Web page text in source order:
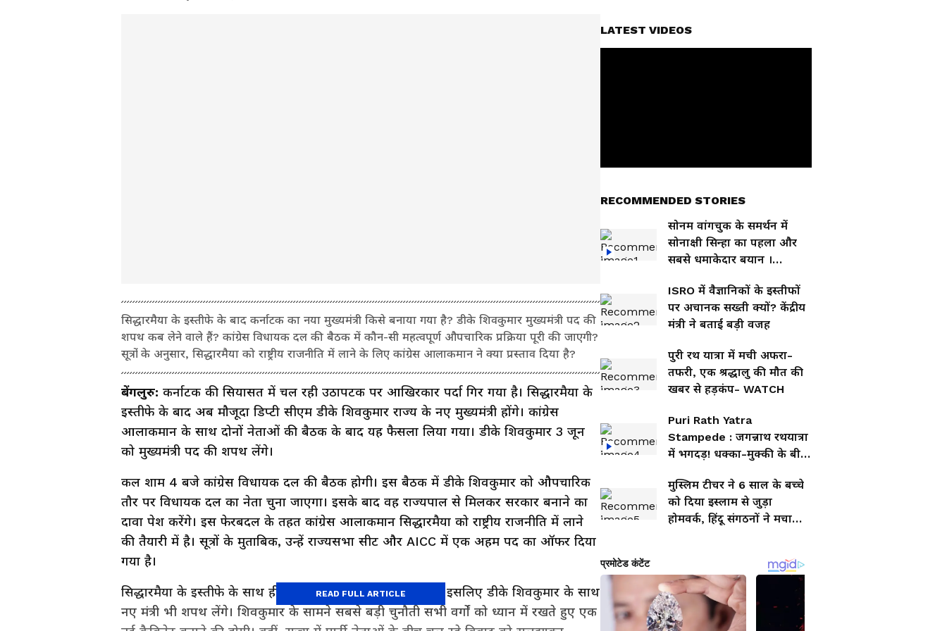
सिद्धारमैया के इस्तीफे के बाद कर्नाटक का नया मुख्यमंत्री किसे बनाया गया है? डीके शिवकुमार मुख्यमंत्री पद की
शपथ कब लेने वाले हैं? कांग्रेस विधायक दल की बैठक में कौन-सी महत्वपूर्ण औपचारिक प्रक्रिया पूरी की जाएगी?
सूत्रों के अनुसार, सिद्धारमैया को राष्ट्रीय राजनीति में लाने के लिए कांग्रेस आलाकमान ने क्या प्रस्ताव दिया है?
बेंगलुरु: कर्नाटक की सियासत में चल रही उठापटक पर आखिरकार पर्दा गिर गया है। सिद्धारमैया के
इस्तीफे के बाद अब मौजूदा डिप्टी सीएम डीके शिवकुमार राज्य के नए मुख्यमंत्री होंगे। कांग्रेस
आलाकमान के साथ दोनों नेताओं की बैठक के बाद यह फैसला लिया गया। डीके शिवकुमार 3 जून
को मुख्यमंत्री पद की शपथ लेंगे।
कल शाम 4 बजे कांग्रेस विधायक दल की बैठक होगी। इस बैठक में डीके शिवकुमार को औपचारिक
तौर पर विधायक दल का नेता चुना जाएगा। इसके बाद वह राज्यपाल से मिलकर सरकार बनाने का
दावा पेश करेंगे। इस फेरबदल के तहत कांग्रेस आलाकमान सिद्धारमैया को राष्ट्रीय राजनीति में लाने
की तैयारी में है। सूत्रों के मुताबिक, उन्हें राज्यसभा सीट और AICC में एक अहम पद का ऑफर दिया
गया है।
सिद्धारमैया के इस्तीफे के साथ ही मौजूदा कैबिनेट भी भंग हो गई है, इसलिए डीके शिवकुमार के साथ
नए मंत्री भी शपथ लेंगे। शिवकुमार के सामने सबसे बड़ी चुनौती सभी वर्गों को ध्यान में रखते हुए एक
READ FULL ARTICLE
LATEST VIDEOS
RECOMMENDED STORIES
सोनम वांगचुक के समर्थन में
सोनाक्षी सिन्हा का पहला और
सबसे धमाकेदार बयान ।
wangchuk
ISRO में वैज्ञानिकों के इस्तीफों
पर अचानक सख्ती क्यों? केंद्रीय
मंत्री ने बताई बड़ी वजह
पुरी रथ यात्रा में मची अफरा-
तफरी, एक श्रद्धालु की मौत की
खबर से हड़कंप- WATCH
Puri Rath Yatra
Stampede : जगन्नाथ रथयात्रा
में भगदड़! धक्का-मुक्की के बीच
मुस्लिम टीचर ने 6 साल के बच्चे
को दिया इस्लाम से जुड़ा
होमवर्क, हिंदू संगठनों ने मचाया